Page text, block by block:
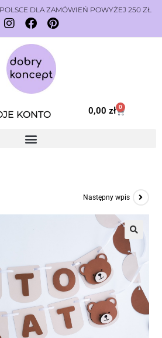
DLA ZAMÓWIEŃ POWYŻEJ 250 ZŁ
KONTO 0,00zł 0
Następny wpis